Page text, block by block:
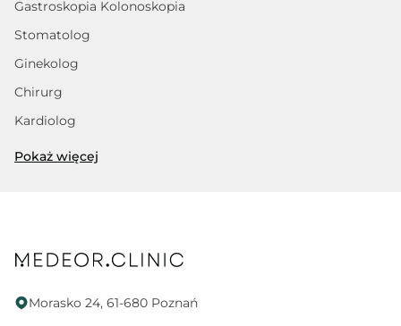
Gastroskopia Kolonoskopia
Stomatolog
Ginekolog
Chirurg
Kardiolog
Trycholog
Proktolog
Pokaż więcej
Morasko 24, 61-680 Poznań